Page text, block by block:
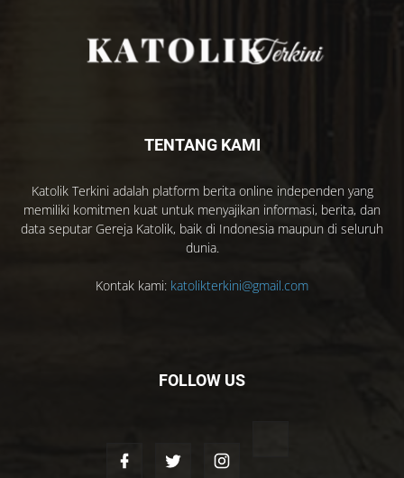
TENTANG KAMI
Katolik Terkini adalah platform berita online independen yang
memiliki komitmen kuat untuk menyajikan informasi, berita, dan
data seputar Gereja Katolik, baik di Indonesia maupun di seluruh
dunia.
Kontak kami: katolikterkini@gmail.com
FOLLOW US